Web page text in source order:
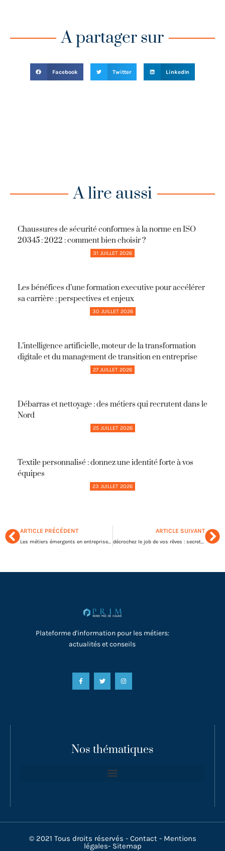
A partager sur
Facebook Twitter LinkedIn
A lire aussi
Chaussures de sécurité conformes à la norme en ISO
20345 : 2022 : comment bien choisir ?
31 JUILLET 2026
Les bénéfices d’une formation executive pour accélérer
sa carrière : perspectives et enjeux
30 JUILLET 2026
L’intelligence artificielle, moteur de la transformation
digitale et du management de transition en entreprise
27 JUILLET 2026
Débarras et nettoyage : des métiers qui recrutent dans le
Nord
25 JUILLET 2026
Textile personnalisé : donnez une identité forte à vos
équipes
23 JUILLET 2026
ARTICLE PRÉCÉDENT
Les métiers émergents en entreprise qui embauchent contre toute attente
ARTICLE SUIVANT
décrochez le job de vos rêves : secrets d’une recherche d’emploi réussie
Plateforme d'information pour les métiers:
actualités et conseils
Nos thématiques
© 2021 Tous droits réservés - Contact- Mentions
légales- Sitemap